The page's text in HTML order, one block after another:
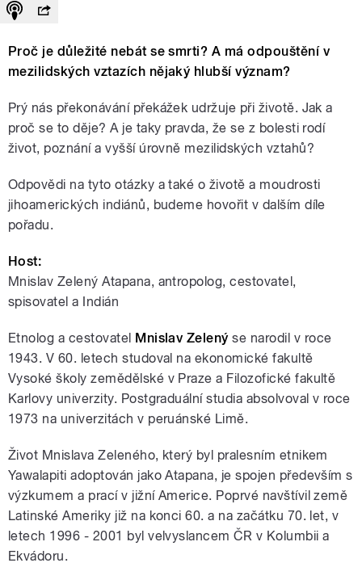
Proč je důležité nebát se smrti? A má odpouštění v
mezilidských vztazích nějaký hlubší význam?
Prý nás překonávání překážek udržuje při životě. Jak a
proč se to děje? A je taky pravda, že se z bolesti rodí
život, poznání a vyšší úrovně mezilidských vztahů?
Odpovědi na tyto otázky a také o životě a moudrosti
jihoamerických indiánů, budeme hovořit v dalším díle
pořadu.
Host:
Mnislav Zelený Atapana, antropolog, cestovatel,
spisovatel a Indián
Etnolog a cestovatel Mnislav Zelenýse narodil v roce
1943. V 60. letech studoval na ekonomické fakultě
Vysoké školy zemědělské v Praze a Filozofické fakultě
Karlovy univerzity. Postgraduální studia absolvoval v roce
1973 na univerzitách v peruánské Limě.
Život Mnislava Zeleného, který byl pralesním etnikem
Yawalapiti adoptován jako Atapana, je spojen především s
výzkumem a prací v jižní Americe. Poprvé navštívil země
Latinské Ameriky již na konci 60. a na začátku 70. let, v
letech 1996 - 2001 byl velvyslancem ČR v Kolumbii a
Ekvádoru.